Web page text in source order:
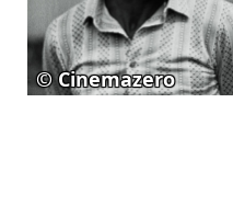
© Cinemazero